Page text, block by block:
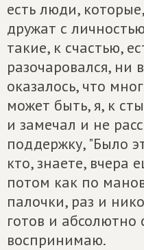
есть люди,
дружат с
такие, к счастью,
разочаровался, ни
оказалось, что
может быть, я, к
и замечал и не
поддержку, "Было
кто, знаете, вчера
потом как по
палочки, раз и
готов и абсолютно
воспринимаю.